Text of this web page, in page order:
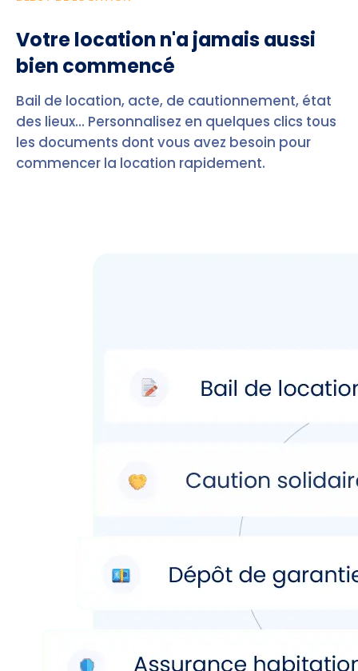
Votre location n'a jamais aussi
bien commencé
Bail de location, acte, de cautionnement, état
des lieux... Personnalisez en quelques clics tous
les documents dont vous avez besoin pour
commencer la location rapidement.